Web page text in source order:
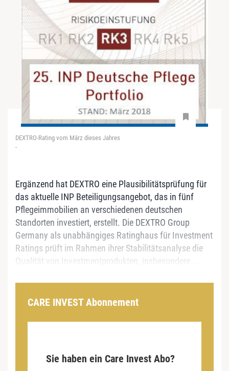
DEXTRO-Rating vom März dieses Jahres
-
Ergänzend hat DEXTRO eine Plausibilitätsprüfung für
das aktuelle INP Beteiligungsangebot, das in fünf
Pflegeimmobilien an verschiedenen deutschen
Standorten investiert, erstellt. Die DEXTRO Group
Germany als unabhängiges Ratinghaus für Investment
Ratings prüft im Rahmen ihrer Stabilitätsanalyse die
Qualität von Investmentprodukten, insbesondere...
CARE INVEST Abonnement
Sie haben ein Care Invest Abo?